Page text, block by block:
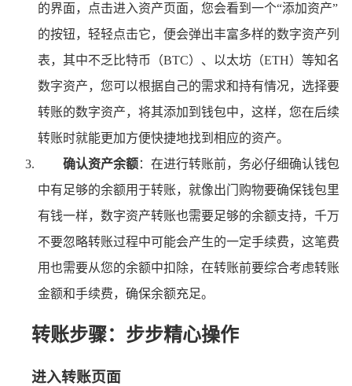
的界面，点击进入资产页面，您会看到一个“添加资产”
的按钮，轻轻点击它，便会弹出丰富多样的数字资产列
表，其中不乏比特币（BTC）、以太坊（ETH）等知名
数字资产，您可以根据自己的需求和持有情况，选择要
转账的数字资产，将其添加到钱包中，这样，您在后续
转账时就能更加方便快捷地找到相应的资产。
确认资产余额：在进行转账前，务必仔细确认钱包
中有足够的余额用于转账，就像出门购物要确保钱包里
有钱一样，数字资产转账也需要足够的余额支持，千万
不要忽略转账过程中可能会产生的一定手续费，这笔费
用也需要从您的余额中扣除，在转账前要综合考虑转账
金额和手续费，确保余额充足。
转账步骤：步步精心操作
进入转账页面